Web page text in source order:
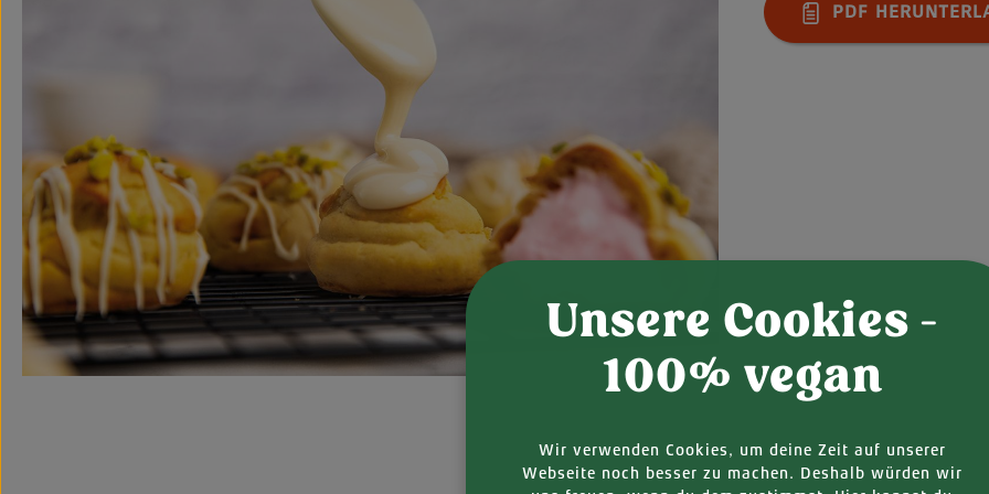
PDF
Unsere Cookies -
100% vegan
Wir verwenden Cookies, um deine Zeit auf unserer
Webseite noch besser zu machen. Deshalb würden wir